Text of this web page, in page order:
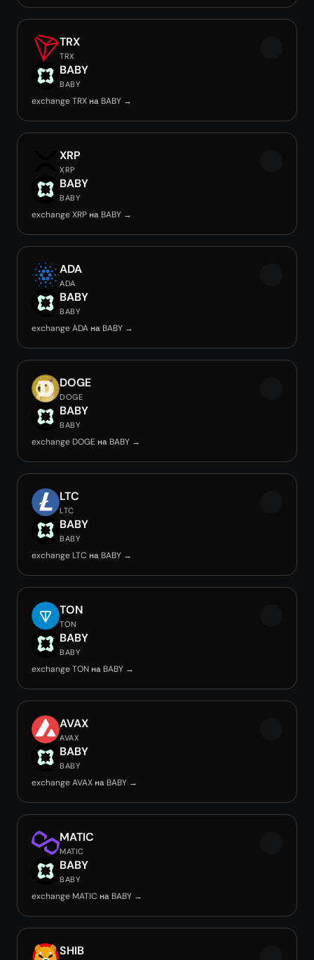
TRX
TRX
BABY
BABY
exchange TRX на BABY →
XRP
XRP
BABY
BABY
exchange XRP на BABY →
ADA
ADA
BABY
BABY
exchange ADA на BABY →
DOGE
DOGE
BABY
BABY
exchange DOGE на BABY →
LTC
LTC
BABY
BABY
exchange LTC на BABY →
TON
TON
BABY
BABY
exchange TON на BABY →
AVAX
AVAX
BABY
BABY
exchange AVAX на BABY →
MATIC
MATIC
BABY
BABY
exchange MATIC на BABY →
SHIB